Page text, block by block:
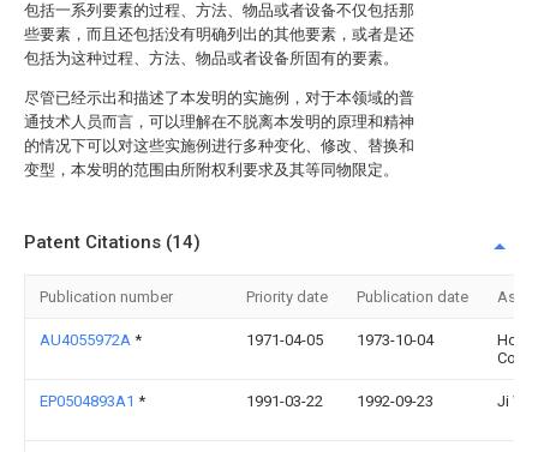
包括一系列要素的过程、方法、物品或者设备不仅包括那
些要素，而且还包括没有明确列出的其他要素，或者是还
包括为这种过程、方法、物品或者设备所固有的要素。
尽管已经示出和描述了本发明的实施例，对于本领域的普
通技术人员而言，可以理解在不脱离本发明的原理和精神
的情况下可以对这些实施例进行多种变化、修改、替换和
变型，本发明的范围由所附权利要求及其等同物限定。
Patent Citations (14)
Publication number Priority date Publication date
AU4055972A * 1971-04-05 1973-10-04
EP0504893A1 * 1991-03-22 1992-09-23 Ji